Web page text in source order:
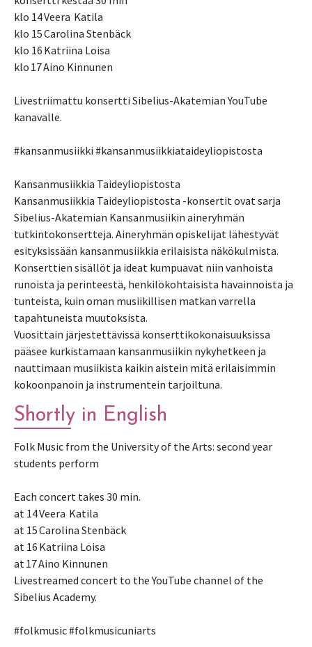
klo 14 Veera Katila
klo 15 Carolina Stenbäck
klo 16 Katriina Loisa
klo 17 Aino Kinnunen
Livestriimattu konsertti Sibelius-Akatemian YouTube
kanavalle.
#kansanmusiikki #kansanmusiikkiataideyliopistosta
Kansanmusiikkia Taideyliopistosta
Kansanmusiikkia Taideyliopistosta -konsertit ovat sarja
Sibelius-Akatemian Kansanmusiikin aineryhmän
tutkintokonsertteja. Aineryhmän opiskelijat lähestyvät
esityksissään kansanmusiikkia erilaisista näkökulmista.
Konserttien sisällöt ja ideat kumpuavat niin vanhoista
runoista ja perinteestä, henkilökohtaisista havainnoista ja
tunteista, kuin oman musiikillisen matkan varrella
tapahtuneista muutoksista.
Vuosittain järjestettävissä konserttikokonaisuuksissa
pääsee kurkistamaan kansanmusiikin nykyhetkeen ja
nauttimaan musiikista kaikin aistein mitä erilaisimmin
kokoonpanoin ja instrumentein tarjoiltuna.
Shortly in English
Folk Music from the University of the Arts: second year
students perform
Each concert takes 30 min.
at 14 Veera Katila
at 15 Carolina Stenbäck
at 16 Katriina Loisa
at 17 Aino Kinnunen
Livestreamed concert to the YouTube channel of the
Sibelius Academy.
#folkmusic #folkmusicuniarts